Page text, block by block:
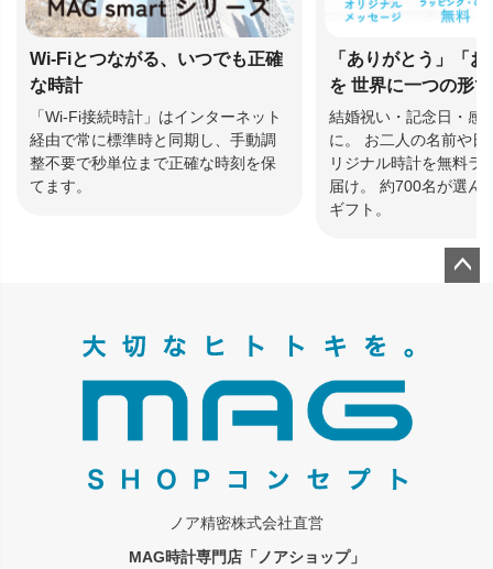
Wi-Fiとつながる、いつでも正確
な時計
「Wi-Fi接続時計」はインターネット
経由で常に標準時と同期し、手動調
整不要で秒単位まで正確な時刻を保
てます。
「ありがとう」「
を 世界に一つの形
結婚祝い・記念日・感
に。 お二人の名前や日
リジナル時計を無料ラ
届け。 約700名が選ん
ギフト。
ノア精密株式会社直営
MAG時計専門店「ノアショップ」